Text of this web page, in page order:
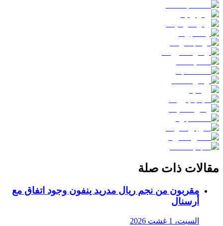
مقالات ذات صلة
مقربون من نجم ريال مدريد ينفون وجود اتفاق مع
أرسنال
السبت، 1 غشت 2026